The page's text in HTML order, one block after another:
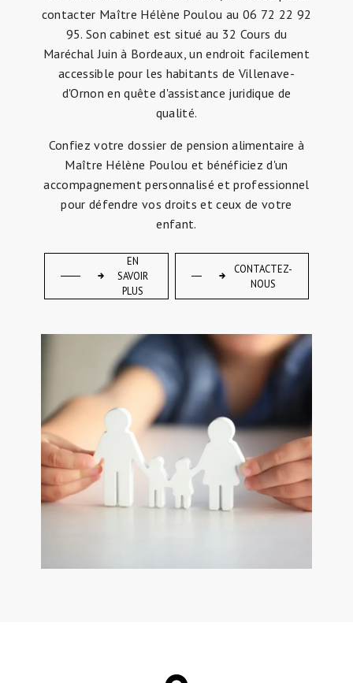
contacter Maître Hélène Poulou au 06 72 22 92
95. Son cabinet est situé au 32 Cours du
Maréchal Juin à Bordeaux, un endroit facilement
accessible pour les habitants de Villenave-
d'Ornon en quête d'assistance juridique de
qualité.
Confiez votre dossier de pension alimentaire à
Maître Hélène Poulou et bénéficiez d'un
accompagnement personnalisé et professionnel
pour défendre vos droits et ceux de votre
enfant.
EN
SAVOIR
PLUS
CONTACTEZ-
NOUS